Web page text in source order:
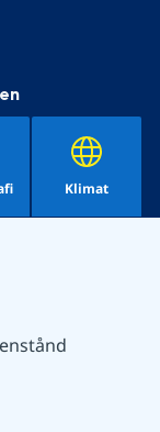
Klimat